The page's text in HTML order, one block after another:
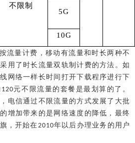
不限制
5G
10G
流量计费，移动有流量和时长两种不
用了时长流量双轨制计费的方法。如
网络一样长时间打开下载程序进行下
120元不限流量的套餐是最划算的了。
电信通过不限流量的方式发展了大批
增加带来的是网络速度的降低，最终
，开始在2010年以后办理业务的用户